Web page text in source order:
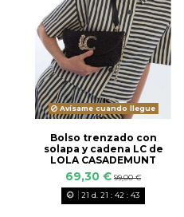
Avísame cuando llegue
Bolso trenzado con
solapa y cadena LC de
LOLA CASADEMUNT
69,30 € 99,00 €
21 d. 21 : 42: 42